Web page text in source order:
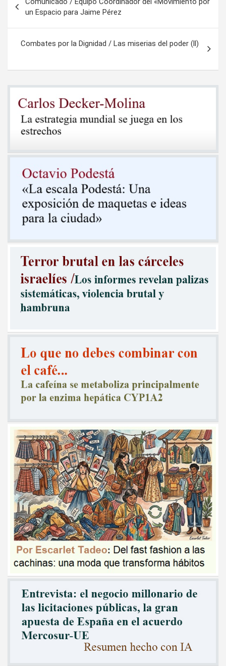
de
entradas
un Espacio para Jaime Pérez
Combates por la Dignidad / Las miserias del poder (ll)